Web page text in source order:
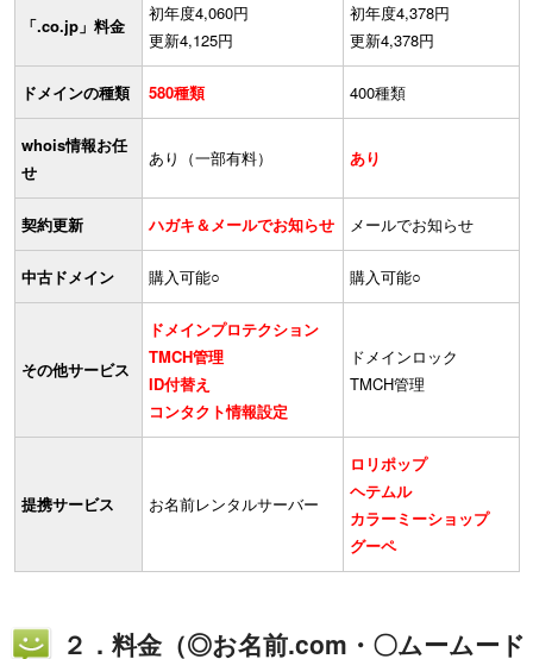
「.co.jp」料金
初年度4,060円
更新4,125円
初年度4,378円
更新4,378円
ドメインの種類 580種類 400種類
whois情報お任
せ
あり（一部有料） あり
契約更新 ハガキ＆メールでお知らせ メールでお知らせ
中古ドメイン 購入可能○ 購入可能○
その他サービス
ドメインプロテクション
TMCH管理
ID付替え
コンタクト情報設定
ドメインロック
TMCH管理
提携サービス お名前レンタルサーバー
ロリポップ
ヘテムル
カラーミーショップ
グーペ
２．料金（◎お名前.com・〇ムームード